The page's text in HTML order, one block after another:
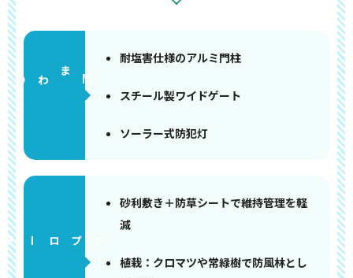
門まわり
耐塩害仕様のアルミ門柱
スチール製ワイドゲート
ソーラー式防犯灯
アプローチ
砂利敷き＋防草シートで維持管理を軽
減
植栽：クロマツや常緑樹で防風林とし